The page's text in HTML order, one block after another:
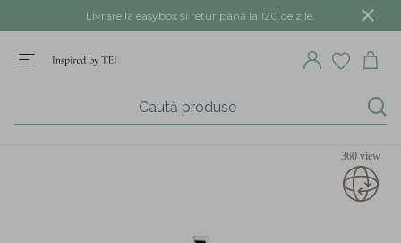
Livrare la easybox și retur până la 120 de zile.
360 view